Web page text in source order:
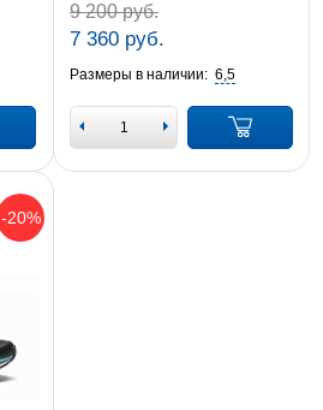
9 200 руб.
7 360 руб.
Размеры в наличии: 6,5
-20%